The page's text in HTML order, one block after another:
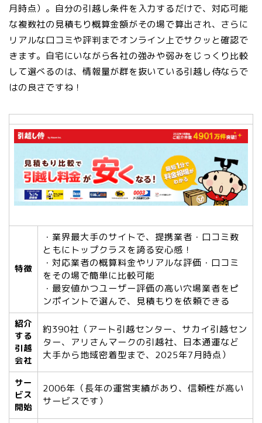
月時点）。自分の引越し条件を入力するだけで、対応可能
な複数社の見積もり概算金額がその場で算出され、さらに
リアルな口コミや評判までオンライン上でサクッと確認で
きます。自宅にいながら各社の強みや弱みをじっくり比較
して選べるのは、情報量が群を抜いている引越し侍ならで
はの良さですね！
特徴
・業界最大手のサイトで、提携業者・口コミ数
ともにトップクラスを誇る安心感！
・対応業者の概算料金やリアルな評価・口コミ
をその場で簡単に比較可能
・最安値かつユーザー評価の高い穴場業者をピ
ンポイントで選んで、見積もりを依頼できる
紹介
する
引越
会社
約390社（アート引越センター、サカイ引越セン
ター、アリさんマークの引越社、日本通運など
大手から地域密着型まで、2025年7月時点）
サー
ビス
開始
2006年（長年の運営実績があり、信頼性が高い
サービスです）